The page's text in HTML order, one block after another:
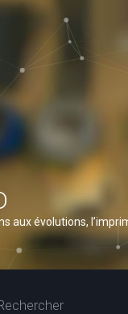
aux évolutions,